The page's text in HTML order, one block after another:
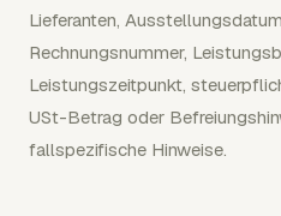
Lieferanten,
Rechnungsnummer,
Leistungszeitpunkt,
USt-Betrag oder
fallspezifische Hinweise.